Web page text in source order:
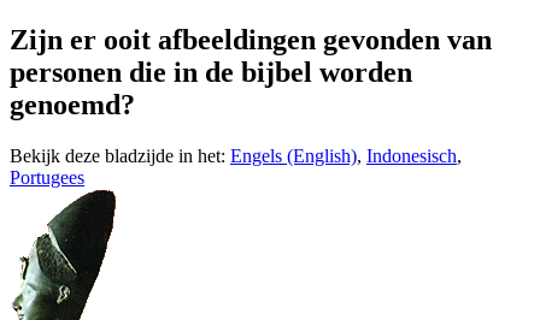
Zijn er ooit afbeeldingen gevonden van
personen die in de bijbel worden
genoemd?
Bekijk deze bladzijde in het: Engels (English), Indonesisch,
Portugees